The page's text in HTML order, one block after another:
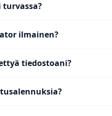
ilmainen?
tiedostoani?